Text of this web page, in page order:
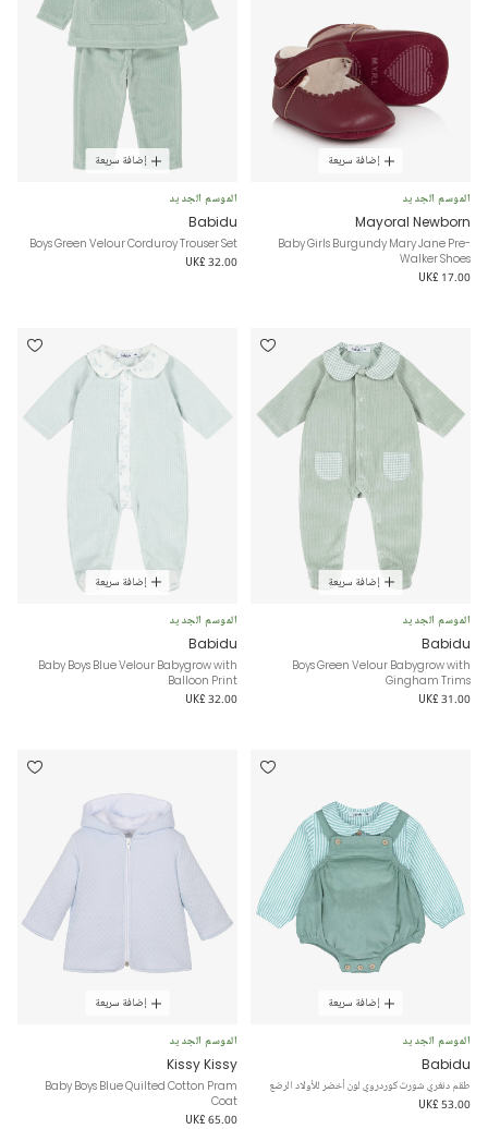
إضافة سريعة
الموسم الجديد
Mayoral Newborn
Baby Girls Burgundy Mary Jane Pre-
Walker Shoes
UK£ 17.00
إضافة سريعة
الموسم الجديد
Babidu
Boys Green Velour Corduroy Trouser Set
UK£ 32.00
إضافة سريعة
الموسم الجديد
Babidu
Boys Green Velour Babygrow with
Gingham Trims
UK£ 31.00
إضافة سريعة
الموسم الجديد
Babidu
Baby Boys Blue Velour Babygrow with
Balloon Print
UK£ 32.00
إضافة سريعة
الموسم الجديد
Babidu
طقم دنغري شورت كوردروي لون أخضر للأولاد الرضع
UK£ 53.00
إضافة سريعة
الموسم الجديد
Kissy Kissy
Baby Boys Blue Quilted Cotton Pram
Coat
UK£ 65.00